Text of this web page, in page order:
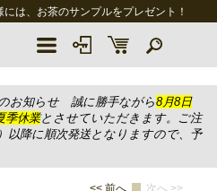
は、お茶のサンプルをプレゼント！
お知らせ 誠に勝手ながら8月8日
季休業とさせていただきます。ご注
以降に順次発送となりますので、予
<< 前へ 次へ >>